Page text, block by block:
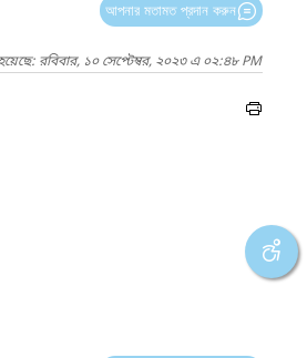
আপনার মতামত প্রদান করুন
রবিবার, ১০ সেপ্টেম্বর, ২০২৩ এ ০২:৪৮ PM